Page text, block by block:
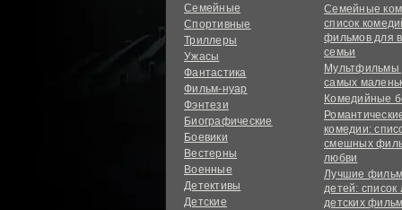
Семейные
Спортивные
Триллеры
Ужасы
Фантастика
Фильм-нуар
Фэнтези
Биографические
Боевики
Вестерны
Военные
Детективы
Детские
Семейные
список
фильмов для
семьи
Мультфильмы
самых
Комедийные
комедии:
смешных
любви
Лучшие
детей: список
детских